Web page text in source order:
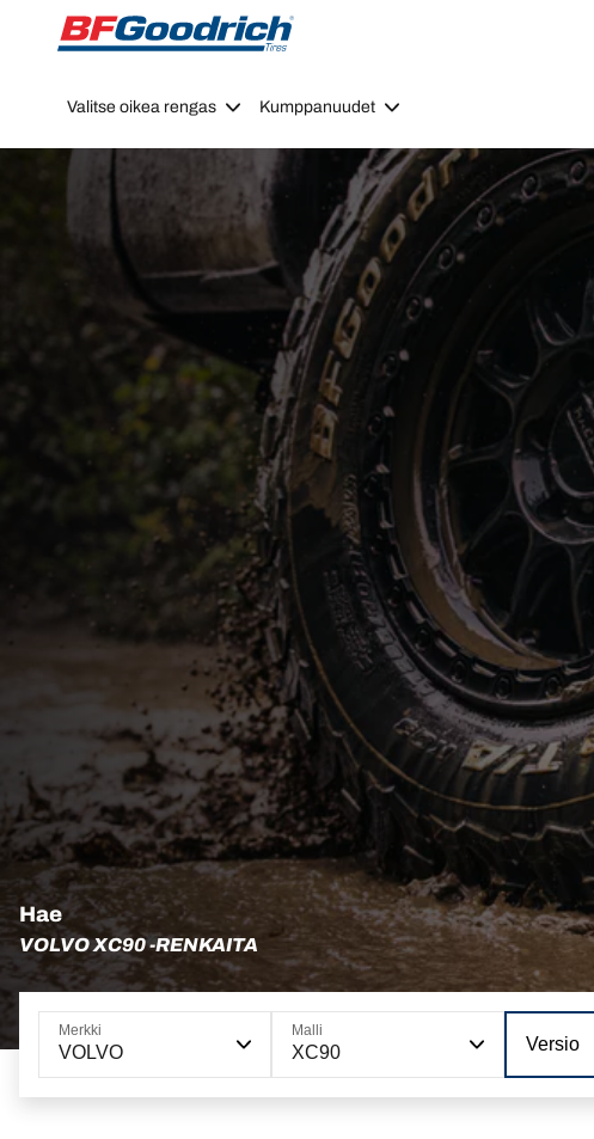
Go to page content
Go to page navigation
Valitse oikea rengas Kumppanuudet
Hae
VOLVO XC90 -RENKAITA
Merkki
VOLVO
Malli
XC90 Versio